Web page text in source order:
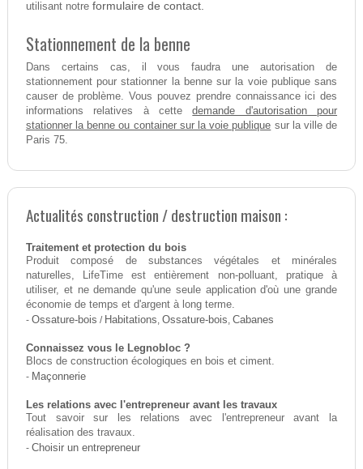
utilisant notre formulaire de contact.
Stationnement de la benne
Dans certains cas, il vous faudra une autorisation de
stationnement pour stationner la benne sur la voie publique sans
causer de problème. Vous pouvez prendre connaissance ici des
informations relatives à cettedemande d'autorisation pour
stationner la benne ou container sur la voie publique sur la ville de
Paris 75.
Actualités construction / destruction maison :
Traitement et protection du bois
Produit composé de substances végétales et minérales
naturelles, LifeTime est entièrement non-polluant, pratique à
utiliser, et ne demande qu'une seule application d'où une grande
économie de temps et d'argent à long terme.
- Ossature-bois / Habitations, Ossature-bois, Cabanes
Connaissez vous le Legnobloc ?
Blocs de construction écologiques en bois et ciment.
- Maçonnerie
Les relations avec l'entrepreneur avant les travaux
Tout savoir sur les relations avec l'entrepreneur avant la
réalisation des travaux.
- Choisir un entrepreneur